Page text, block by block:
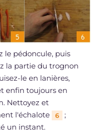
le pédoncule, puis
la partie du trognon
le en lanières,
enfin toujours en
Nettoyez et
l'échalote
6
;
un instant.